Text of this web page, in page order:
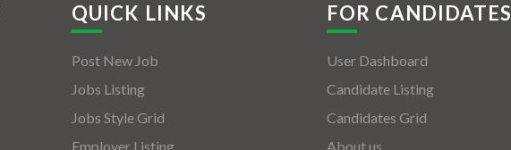
QUICK LINKS
Post New Job
Jobs Listing
Jobs Style Grid
Employer Listing
FOR CANDIDATES
User Dashboard
Candidate Listing
Candidates Grid
About us